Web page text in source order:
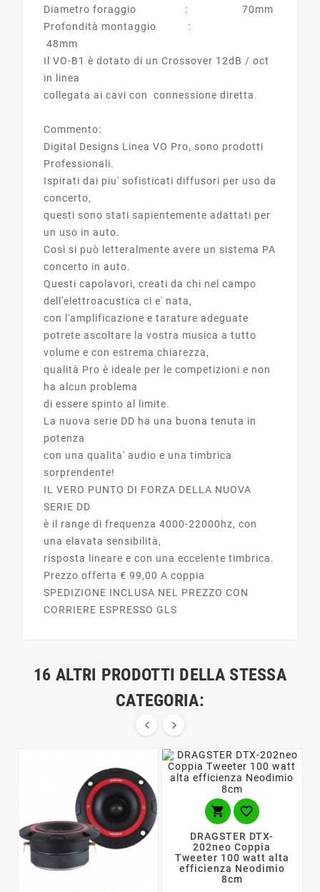
Diametro foraggio : 70mm
Profondità montaggio :
48mm
Il VO-B1 è dotato di un Crossover 12dB / oct
in linea
collegata ai cavi con connessione diretta.
Commento:
Digital Designs Linea VO Pro, sono prodotti
Professionali.
Ispirati dai piu' sofisticati diffusori per uso da
concerto,
questi sono stati sapientemente adattati per
un uso in auto.
Così si può letteralmente avere un sistema PA
concerto in auto.
Questi capolavori, creati da chi nel campo
dell'elettroacustica ci e' nata,
con l'amplificazione e tarature adeguate
potrete ascoltare la vostra musica a tutto
volume e con estrema chiarezza,
qualità Pro è ideale per le competizioni e non
ha alcun problema
di essere spinto al limite.
La nuova serie DD ha una buona tenuta in
potenza
con una qualita' audio e una timbrica
sorprendente!
IL VERO PUNTO DI FORZA DELLA NUOVA
SERIE DD
è il range di frequenza 4000-22000hz, con
una elavata sensibilità,
risposta lineare e con una eccelente timbrica.
Prezzo offerta € 99,00 A coppia
SPEDIZIONE INCLUSA NEL PREZZO CON
CORRIERE ESPRESSO GLS
16 ALTRI PRODOTTI DELLA STESSA
CATEGORIA:
 
 
DRAGSTER DTX-
202neo Coppia
Tweeter 100 watt alta
efficienza Neodimio
8cm